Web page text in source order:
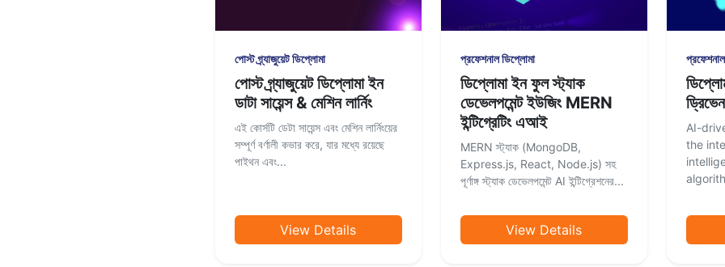
পোস্ট গ্র্যাজুয়েট ডিপ্লোমা
পোস্ট গ্র্যাজুয়েট ডিপ্লোমা ইন
ডাটা সায়েন্স & মেশিন লার্নিং
এই কোর্সটি ডেটা সায়েন্স এবং মেশিন লার্নিংয়ের
সম্পূর্ণ বর্ণালী কভার করে, যার মধ্যে রয়েছে
পাইথন এবং...
View Details
প্রফেশনাল ডিপ্লোমা
ডিপ্লোমা ইন ফুল স্ট্যাক
ডেভেলপমেন্ট ইউজিং MERN
ইন্টিগ্রেটিং এআই
MERN স্ট্যাক (MongoDB,
Express.js, React, Node.js) সহ
পূর্ণাঙ্গ স্ট্যাক ডেভেলপমেন্ট AI ইন্টিগ্রেশনের...
View Details
AI-
the